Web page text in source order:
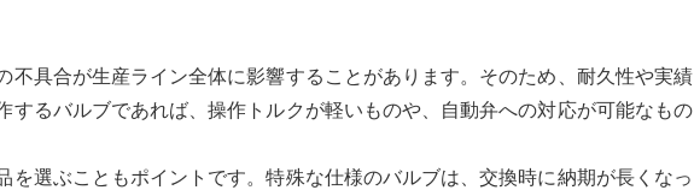
不具合が生産ライン全体に影響することがあります。そのため、耐久性や実績
するバルブであれば、操作トルクが軽いものや、自動弁への対応が可能なもの
を選ぶこともポイントです。特殊な仕様のバルブは、交換時に納期が長くなっ